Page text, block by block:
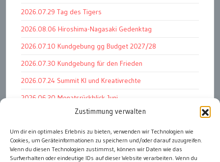
Zustimmung verwalten
Um dir ein optimales Erlebnis zu bieten, verwenden wir Technologien wie
Cookies, um Geräteinformationen zu speichern und/oder darauf zuzugreifen.
Wenn du diesen Technologien zustimmst, können wir Daten wie das
Surfverhalten oder eindeutige IDs auf dieser Website verarbeiten. Wenn du
2026.07.29 Tag des Tigers
2026.08.06 Hiroshima-Nagasaki Gedenktag
2026.07.10 Kundgebung gg Budget 2027/28
2026.07.30 Kundgebung für den Frieden
2026.07.24 Summit KI und Kreativrechte
2026.06.30 Monatsrückblick Juni
2026.07.11 Worauf es letztlich ankommt
2026.07.01 Markenwert Studie 2026
2026.07.07 Open Space im Weltmuseum